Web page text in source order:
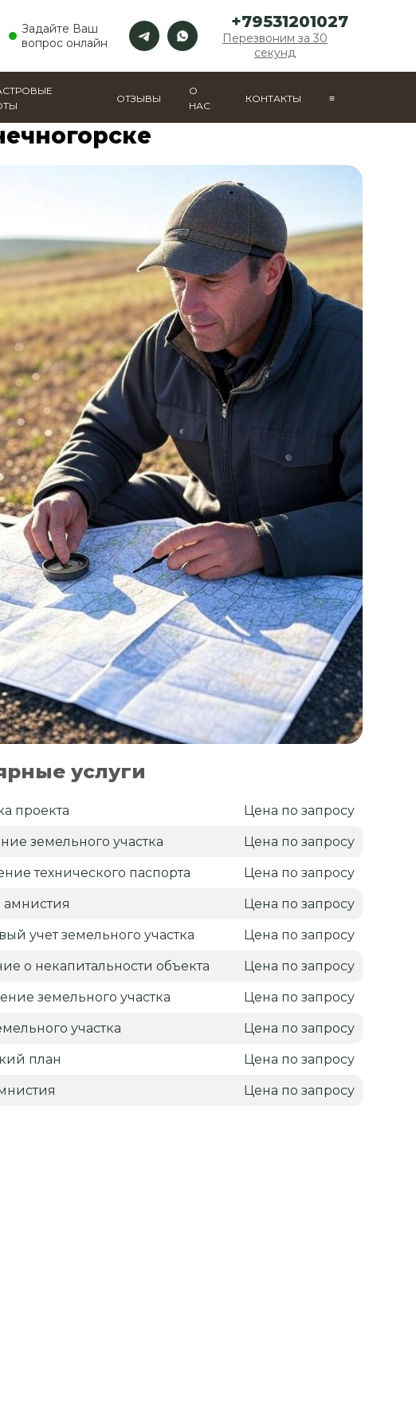
Задайте Ваш
вопрос онлайн
+79531201027
Перезвоним за 30
секунд
ОТЗЫВЫ
О
НАС
КОНТАКТЫ ≡
услуги
проекта Цена по запросу
земельного участка Цена по запросу
технического паспорта Цена по запросу
амнистия Цена по запросу
учет земельного участка Цена по запросу
о некапитальности объекта Цена по запросу
земельного участка Цена по запросу
участка Цена по запросу
план Цена по запросу
Цена по запросу